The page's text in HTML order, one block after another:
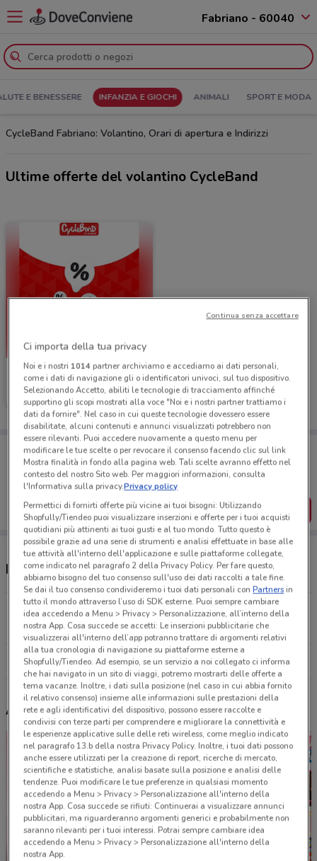
Fabriano - 60040
E BENESSERE INFANZIA E GIOCHI ANIMALI SPORT E MODA
CycleBand Fabriano: Volantino, Orari di apertura e Indirizzi
Ultime offerte del volantino CycleBand
CycleBand
Scade il 19/05 503 m
Porta DoveConviene sempre con te!
Puoi trovare le migliori offerte dei negozi vicino a te,
salvarle e creare la tua lista del risparmio, comodamente
dal tuo cellulare.
SCARICA L’APP
Negozi CycleBand a Fabriano
Viale G. Miliani 2 Fabriano
502 m
Tutti i negozi CycleBand
Altri volantini nelle vicinanze
Ci importa della tua privacy
Noi e i nostri 1014partner archiviamo e accediamo ai dati personali,
come i dati di navigazione gli o identificatori univoci, sul tuo dispositivo.
Selezionando Accetto, abiliti le tecnologie di tracciamento affinché
supportino gli scopi mostrati alla voce "Noi e i nostri partner trattiamo i
dati da fornire". Nel caso in cui queste tecnologie dovessero essere
disabilitate, alcuni contenuti e annunci visualizzati potrebbero non
essere rilevanti. Puoi accedere nuovamente a questo menu per
modificare le tue scelte o per revocare il consenso facendo clic sul link
Mostra finalità in fondo alla pagina web. Tali scelte avranno effetto nel
contesto del nostro Sito web. Per maggiori informazioni, consulta
l'Informativa sulla privacy.Privacy policy
Permettici di fornirti offerte più vicine ai tuoi bisogni: Utilizzando
Shopfully/Tiendeo puoi visualizzare inserzioni e offerte per i tuoi acquisti
quotidiani più attinenti ai tuoi gusti e al tuo mondo. Tutto questo è
possibile grazie ad una serie di strumenti e analisi effettuate in base alle
tue attività all'interno dell'applicazione e sulle piattaforme collegate,
come indicato nel paragrafo 2 della Privacy Policy. Per fare questo,
abbiamo bisogno del tuo consenso sull'uso dei dati raccolti a tale fine.
Se dai il tuo consenso condivideremo i tuoi dati personali conPartnersin
tutto il mondo attraverso l’uso di SDK esterne. Puoi sempre cambiare
idea accedendo a Menu > Privacy > Personalizzazione, all’interno della
nostra App. Cosa succede se accetti: Le inserzioni pubblicitarie che
visualizzerai all'interno dell’app potranno trattare di argomenti relativi
alla tua cronologia di navigazione su piattaforme esterne a
Shopfully/Tiendeo. Ad esempio, se un servizio a noi collegato ci informa
che hai navigato in un sito di viaggi, potremo mostrarti delle offerte a
tema vacanze. Inoltre, i dati sulla posizione (nel caso in cui abbia fornito
il relativo consenso) insieme alle informazioni sulle prestazioni della
rete e agli identificativi del dispositivo, possono essere raccolte e
condivisi con terze parti per comprendere e migliorare la connettività e
le esperienze applicative sulle delle reti wireless, come meglio indicato
nel paragrafo 13.b della nostra Privacy Policy. Inoltre, i tuoi dati possono
anche essere utilizzati per la creazione di report, ricerche di mercato,
scientifiche e statistiche, analisi basate sulla posizione e analisi delle
tendenze. Puoi modificare le tue preferenze in qualsiasi momento
accedendo a Menu > Privacy > Personalizzazione all'interno della
nostra App. Cosa succede se rifiuti: Continuerai a visualizzare annunci
pubblicitari, ma riguarderanno argomenti generici e probabilmente non
saranno rilevanti per i tuoi interessi. Potrai sempre cambiare idea
accedendo a Menu > Privacy > Personalizzazione all'interno della
nostra App.
Continua senza accettare